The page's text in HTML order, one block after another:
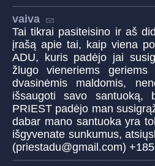
vaiva
Tai tikrai pasiteisino ir aš
įrašą apie tai, kaip viena
ADU, kuris padėjo jai
žlugo vieneriems
dvasinėmis maldomis,
išsaugoti savo santuoką,
PRIEST padėjo man
dabar mano santuoka yra
išgyvenate sunkumus,
(priestadu@gmail.com)